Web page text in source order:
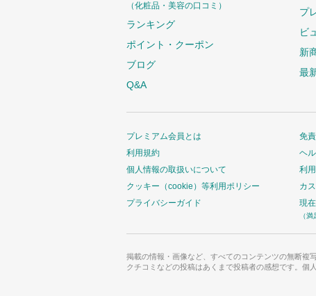
（化粧品・美容の口コミ）
ランキング
ポイント・クーポン
ブログ
Q&A
プ
ビ
新
最
プレミアム会員とは
利用規約
個人情報の取扱いについて
クッキー（cookie）等利用ポリシー
プライバシーガイド
免
ヘ
利
カ
現
（
掲載の情報・画像など、すべてのコンテンツの無断複
クチコミなどの投稿はあくまで投稿者の感想です。個